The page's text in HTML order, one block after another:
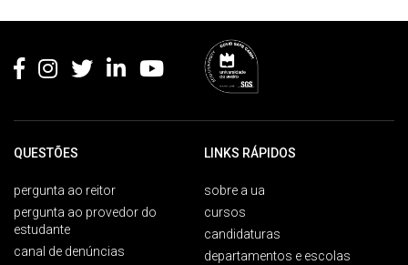
QUESTÕES
pergunta ao reitor
pergunta ao provedor do
estudante
canal de denúncias
LINKS RÁPIDOS
sobre a ua
cursos
candidaturas
departamentos e escolas